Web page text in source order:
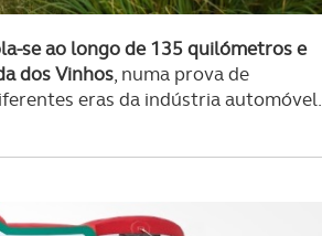
se ao longo de 135 quilómetros e
dos Vinhos, numa prova de
eras da indústria automóvel.